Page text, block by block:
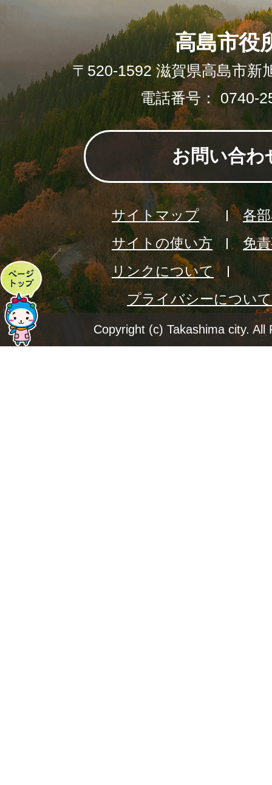
ペ
ー
ジ
高島市役
〒520-1592 滋賀県高島市新
電話番号： 0740-
お問い合わ
サイトマップ
各
サイトの使い方
免
リンクについて
プライバシーについて
Copyright (c) Takashima city. All